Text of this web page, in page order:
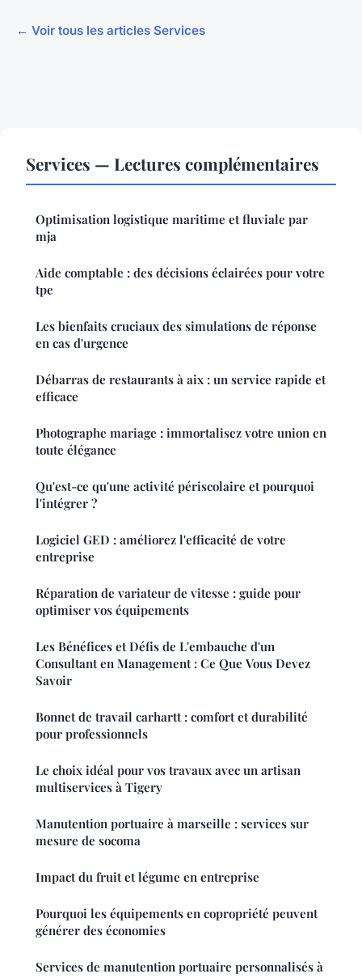
← Voir tous les articles Services
Services — Lectures complémentaires
Optimisation logistique maritime et fluviale par
mja
Aide comptable : des décisions éclairées pour votre
tpe
Les bienfaits cruciaux des simulations de réponse
en cas d'urgence
Débarras de restaurants à aix : un service rapide et
efficace
Photographe mariage : immortalisez votre union en
toute élégance
Qu'est-ce qu'une activité périscolaire et pourquoi
l'intégrer ?
Logiciel GED : améliorez l'efficacité de votre
entreprise
Réparation de variateur de vitesse : guide pour
optimiser vos équipements
Les Bénéfices et Défis de L'embauche d'un
Consultant en Management : Ce Que Vous Devez
Savoir
Bonnet de travail carhartt : comfort et durabilité
pour professionnels
Le choix idéal pour vos travaux avec un artisan
multiservices à Tigery
Manutention portuaire à marseille : services sur
mesure de socoma
Impact du fruit et légume en entreprise
Pourquoi les équipements en copropriété peuvent
générer des économies
Services de manutention portuaire personnalisés à